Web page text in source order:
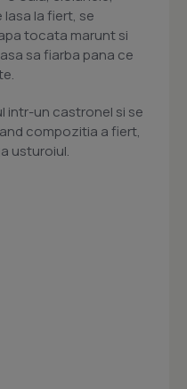
lasa la fiert, se
tocata marunt si
sa fiarba pana ce
intr-un castronel si se
compozitia a fiert,
usturoiul.